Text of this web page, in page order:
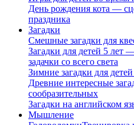
День рождения кота —
праздника
Загадки
Смешные загадки для
Загадки для детей 5 лет
задачки со всего света
Зимние загадки для
Древние интересные
сообразительных
Загадки на английском
Мышление